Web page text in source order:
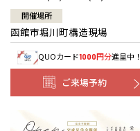
開催場所
函館市堀川町構造現場
QUOカード1000円分進呈中！
ご来場予約